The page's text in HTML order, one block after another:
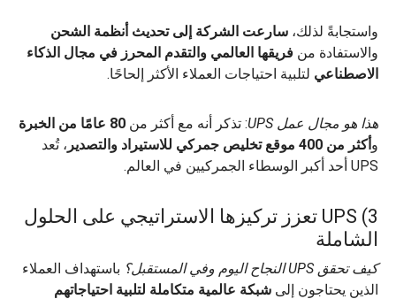
واستجابةً لذلك، سارعت الشركة إلى تحديث أنظمة الشحن
والاستفادة من فريقها العالمي والتقدم المحرز في مجال الذكاء
الاصطناعي لتلبية احتياجات العملاء الأكثر إلحاحًا.
هذا هو مجال عمل UPS : تذكر أنه مع أكثر من 80 عامًا من الخبرة
وأكثر من 400 موقع تخليص جمركي للاستيراد والتصدير
، تُعد
UPS أحد أكبر الوسطاء الجمركيين في العالم.
3) UPS تعزز تركيزها الاستراتيجي على الحلول
الشاملة
كيف تحقق UPS النجاح اليوم وفي المستقبل؟
باستهداف العملاء
الذين يحتاجون إلى شبكة عالمية متكاملة لتلبية احتياجاتهم